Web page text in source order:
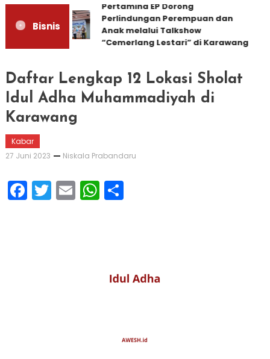
Bisnis
Pertamina EP Dorong
Perlindungan Perempuan dan
Anak melalui Talkshow
“Cemerlang Lestari” di Karawang
Daftar Lengkap 12 Lokasi Sholat
Idul Adha Muhammadiyah di
Karawang
Kabar
27 Juni 2023
Niskala Prabandaru
Facebook
Twitter
EmailWhatsApp
Share